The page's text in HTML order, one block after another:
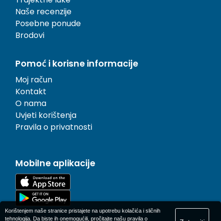
Naše recenzije
Posebne ponude
Brodovi
Pomoć i korisne informacije
Moj račun
Kontakt
O nama
Uvjeti korištenja
Pravila o privatnosti
Mobilne aplikacije
Korištenjem naše stranice pristajete na upotrebu kolačića i sličnih
tehnologija. Da biste ih onemogućili, pročitajte našu pravila o